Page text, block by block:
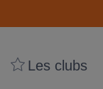
Les clubs